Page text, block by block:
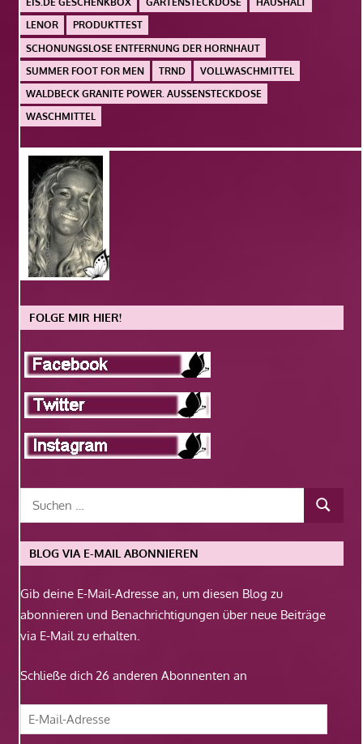
LENOR
PRODUKTTEST
SCHONUNGSLOSE ENTFERNUNG DER HORNHAUT
SUMMER FOOT FOR MEN
TRND
VOLLWASCHMITTEL
WALDBECK GRANITE POWER. AUSSENSTECKDOSE
WASCHMITTEL
FOLGE MIR HIER!
BLOG VIA E-MAIL ABONNIEREN
Gib deine E-Mail-Adresse an, um diesen Blog zu
abonnieren und Benachrichtigungen über neue Beiträge
via E-Mail zu erhalten.
Schließe dich 26 anderen Abonnenten an
E-
Mail-